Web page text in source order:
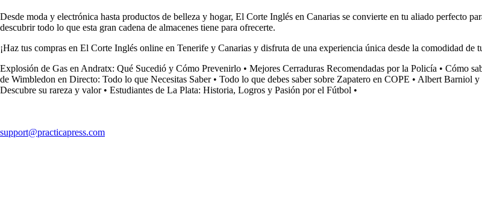
Desde moda y electrónica hasta productos de belleza y hogar, El Corte Inglés en Canarias se convierte en tu aliado perfecto
descubrir todo lo que esta gran cadena de almacenes tiene para ofrecerte.
¡Haz tus compras en El Corte Inglés online en Tenerife y Canarias y disfruta de una experiencia única desde la comodidad de
Explosión de Gas en Andratx: Qué Sucedió y Cómo Prevenirlo • Mejores Cerraduras Recomendadas por la Policía • Cómo
de Wimbledon en Directo: Todo lo que Necesitas Saber• Todo lo que debes saber sobre Zapatero en COPE • Albert Barniol y
Descubre su rareza y valor• Estudiantes de La Plata: Historia, Logros y Pasión por el Fútbol •
support@practicapress.com